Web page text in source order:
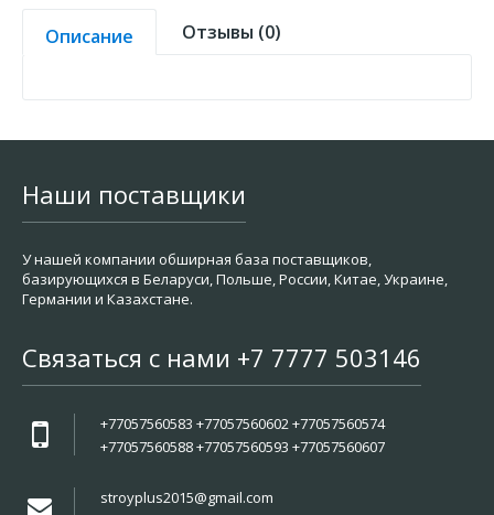
Описание Отзывы (0)
Наши поставщики
У нашей компании обширная база поставщиков,
базирующихся в Беларуси, Польше, России, Китае, Украине,
Германии и Казахстане.
Связаться с нами +7 7777 503146
+77057560583 +77057560602 +77057560574
+77057560588 +77057560593 +77057560607
stroyplus2015@gmail.com